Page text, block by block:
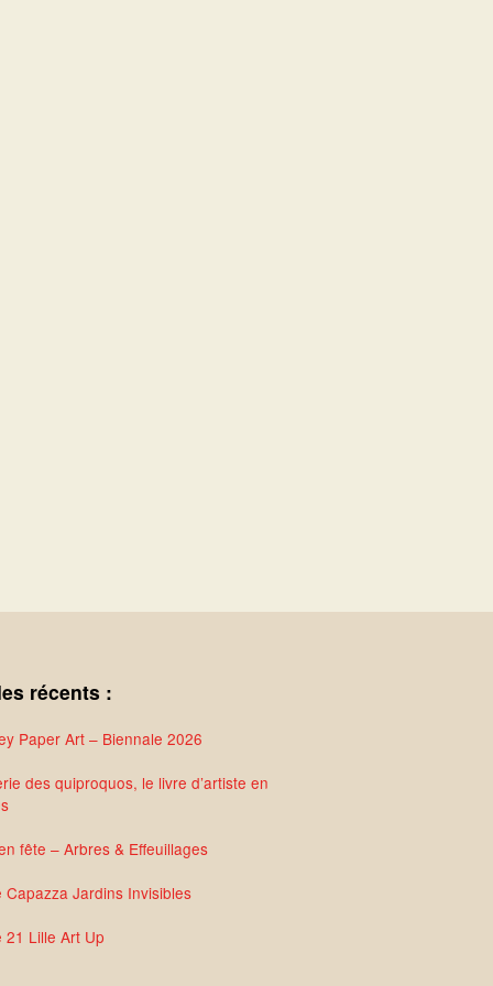
récents :
Paper Art – Biennale 2026
des quiproquos, le livre d’artiste en
fête – Arbres & Effeuillages
Capazza Jardins Invisibles
21 Lille Art Up